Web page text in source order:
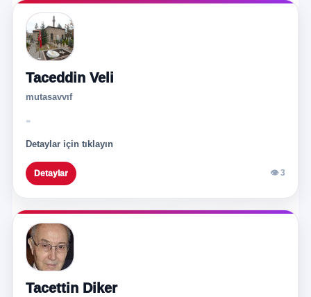
Taceddin Veli
mutasavvıf
-
Detaylar için tıklayın
Detaylar 👁 3
Tacettin Diker